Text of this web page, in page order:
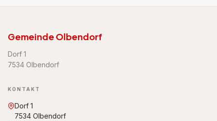
Gemeinde Olbendorf
Dorf 1
7534 Olbendorf
KONTAKT
Dorf 1
7534 Olbendorf